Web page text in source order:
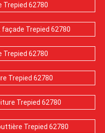
Trepied 62780
Trepied 62780
Trepied 62780
Trepied 62780
Trepied 62780
Trepied 62780